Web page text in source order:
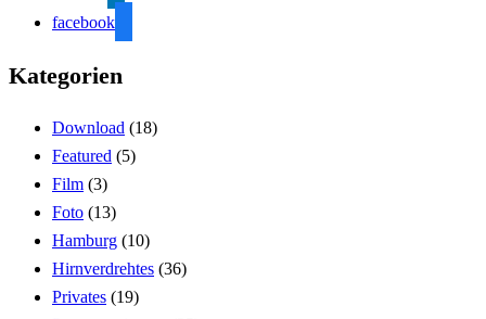
facebook
Kategorien
Download (18)
Featured (5)
Film (3)
Foto (13)
Hamburg (10)
Hirnverdrehtes (36)
Privates (19)